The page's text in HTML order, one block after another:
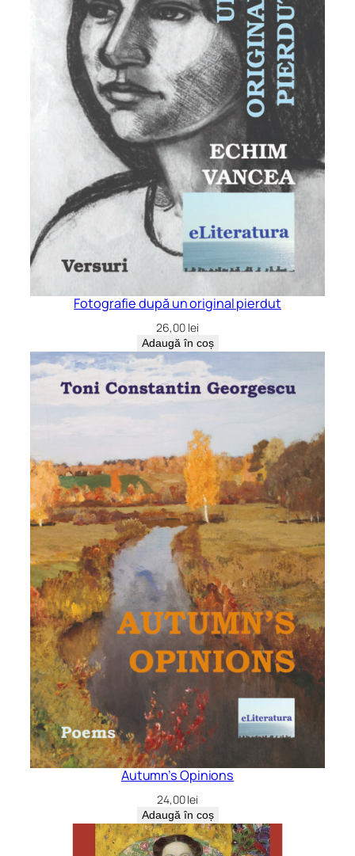
Fotografie după un original pierdut
26,00 lei
Adaugă în coș
Autumn’s Opinions
24,00lei
Adaugă în coș